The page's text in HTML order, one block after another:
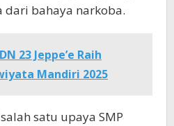
dari bahaya narkoba.
23 Jeppe’e Raih
Mandiri 2025
satu upaya SMP